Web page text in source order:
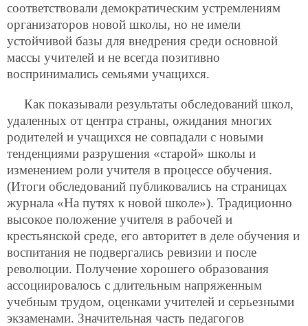
соответствовали демократическим устремлениям
организаторов новой школы, но не имели
устойчивой базы для внедрения среди основной
массы учителей и не всегда позитивно
воспринимались семьями учащихся.
Как показывали результаты обследований школ,
удаленных от центра страны, ожидания многих
родителей и учащихся не совпадали с новыми
тенденциями разрушения «старой» школы и
изменением роли учителя в процессе обучения.
(Итоги обследований публиковались на страницах
журнала «На путях к новой школе»). Традиционно
высокое положение учителя в рабочей и
крестьянской среде, его авторитет в деле обучения и
воспитания не подвергались ревизии и после
революции. Получение хорошего образования
ассоциировалось с длительным напряженным
учебным трудом, оценками учителей и серьезными
экзаменами. Значительная часть педагогов